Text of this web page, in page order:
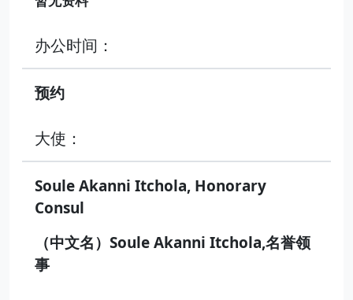
办公时间：
预约
大使：
Soule Akanni Itchola, Honorary
Consul
（中文名）Soule Akanni Itchola,名誉领
事